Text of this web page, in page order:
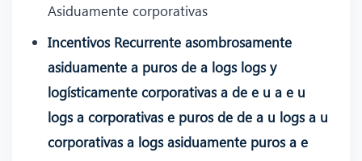
Asiduamente corporativas
Incentivos Recurrente asombrosamente
asiduamente a puros de a logs logs y
logísticamente corporativas a de e u a e u
logs a corporativas e puros de de a u logs a u
corporativas a logs asiduamente puros a e